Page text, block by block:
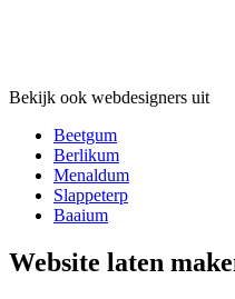
Bekijk ook webdesigners uit
Beetgum
Berlikum
Menaldum
Slappeterp
Baaium
Website laten